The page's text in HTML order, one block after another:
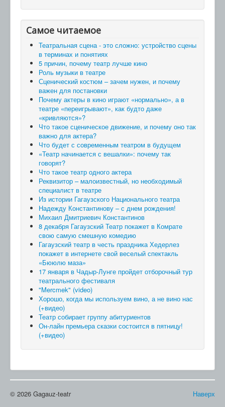
Самое читаемое
Театральная сцена - это сложно: устройство сцены
в терминах и понятиях
5 причин, почему театр лучше кино
Роль музыки в театре
Сценический костюм – зачем нужен, и почему
важен для постановки
Почему актеры в кино играют «нормально», а в
театре «переигрывают», как будто даже
«кривляются»?
Что такое сценическое движение, и почему оно так
важно для актера?
Что будет с современным театром в будущем
«Театр начинается с вешалки»: почему так
говорят?
Что такое театр одного актера
Реквизитор – малоизвестный, но необходимый
специалист в театре
Из истории Гагаузского Национального театра
Надежду Константинову – с днем рождения!
Михаил Дмитриевич Константинов
8 декабря Гагаузский Театр покажет в Комрате
свою самую смешную комедию
Гагаузский театр в честь праздника Хедерлез
покажет в интернете свой веселый спектакль
«Бююлю маза»
17 января в Чадыр-Лунге пройдет отборочный тур
театрального фестиваля
"Mercmek" (video)
Хорошо, когда мы используем вино, а не вино нас
(+видео)
Театр собирает группу абитуриентов
Он-лайн премьера сказки состоится в пятницу!
(+видео)
Наверх
© 2026 Gagauz-teatr